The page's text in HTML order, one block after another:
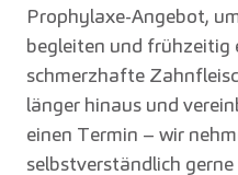
Prophylaxe-Angebot,
begleiten und frühzeitig
schmerzhafte
länger hinaus und
einen Termin – wir
selbstverständlich gerne